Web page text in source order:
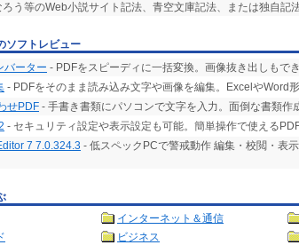
ろう等のWeb小説サイト記法、青空文庫記法、または独自記
ソフトレビュー
バーター - PDFをスピーディに一括変換。画像抜き出しもで
- PDFをそのまま読み込み文字や画像を編集。ExcelやWord
せPDF - 手書き書類にパソコンで文字を入力。面倒な書類作
- セキュリティ設定や表示設定も可能。簡単操作で使える
7 7.0.324.3 - 低スペックPCで警戒動作 編集・校閲・表
インターネット＆通信
ビジネス